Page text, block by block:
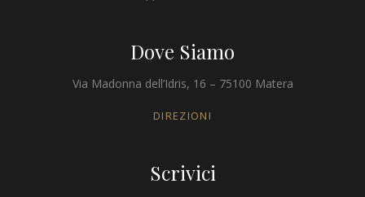
Dove Siamo
Via Madonna dell’Idris, 16 – 75100 Matera
DIREZIONI
Scrivici